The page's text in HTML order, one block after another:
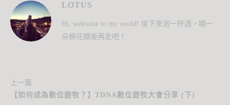
LOTUS
Hi, welcome to my world! 坐下來泡一杯酒，嚼一
朵棉花糖後再走吧！
上一篇
【如何成為數位遊牧？】TDNA數位遊牧大會分享 (下)